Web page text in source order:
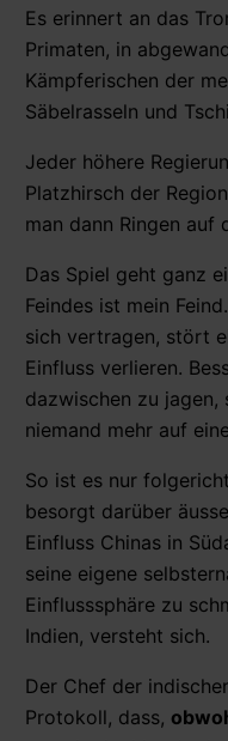
Es erinnert an das
Primaten, in
Kämpferischen der
Säbelrasseln und
Jeder höhere
Platzhirsch der
man dann Ringen auf
Das Spiel geht ganz
Feindes ist mein
sich vertragen, stört
Einfluss verlieren.
dazwischen zu jagen,
niemand mehr auf
So ist es nur
besorgt darüber
Einfluss Chinas in
seine eigene
Einflusssphäre zu
Indien, versteht sich.
Der Chef der
Protokoll, dass,